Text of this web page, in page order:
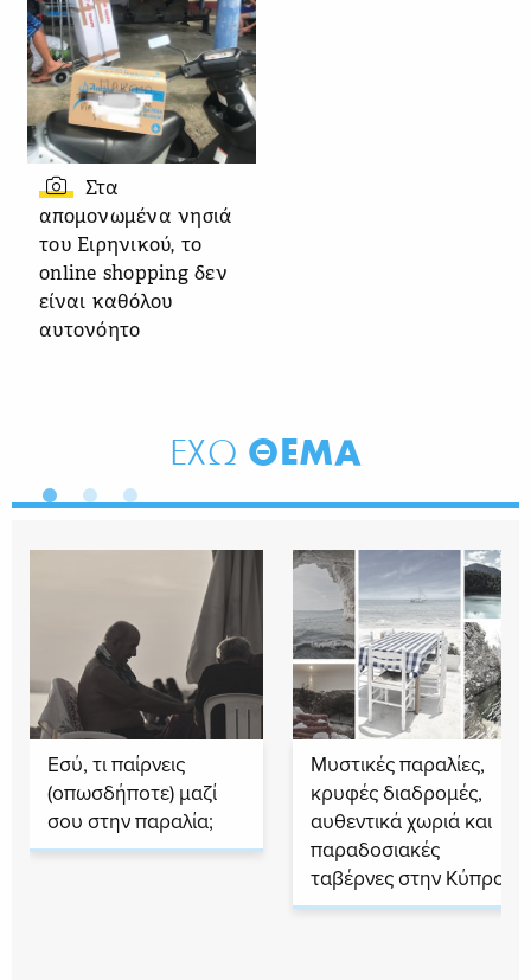
Στα
απομονωμένα νησιά
του Ειρηνικού, το
online shopping δεν
είναι καθόλου
αυτονόητο
ΕΧΩ ΘΕΜΑ
Εσύ, τι παίρνεις
(οπωσδήποτε) μαζί
σου στην παραλία;
Μυστικές παραλίες,
κρυφές διαδρομές,
αυθεντικά χωριά και
παραδοσιακές
ταβέρνες στην Κύπρο